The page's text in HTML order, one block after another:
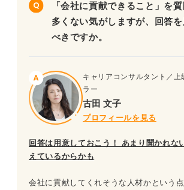
「会社に貢献できること」を
多くない気がしますが、回答を
べきですか。
キャリアコンサルタント／上
ラー
古田 文子
プロフィールを見る
回答は用意しておこう！ あまり聞かれな
えているからかも
会社に貢献してくれそうな人材かという
①説得力のある強みを考える
➁企業の仕事内容を詳細まで研究する
③会社のどの仕事で強みを発揮できるか考
「会社に貢献できること」で魅力を感